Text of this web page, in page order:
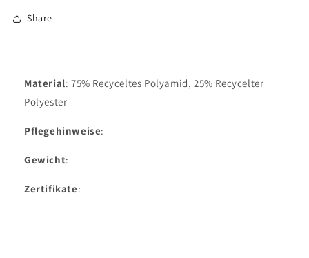
Share
Material: 75% Recyceltes Polyamid, 25% Recycelter
Polyester
Pflegehinweise:
Gewicht:
Zertifikate: